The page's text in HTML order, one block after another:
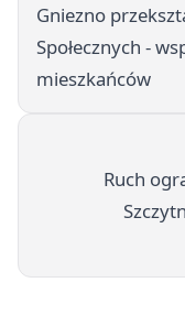
Gniezno
Społecznych -
mieszkańców
Ruch